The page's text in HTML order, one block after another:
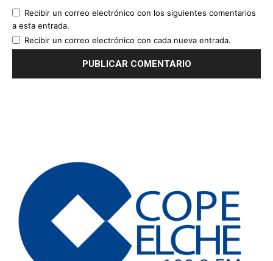
Recibir un correo electrónico con los siguientes comentarios
a esta entrada.
Recibir un correo electrónico con cada nueva entrada.